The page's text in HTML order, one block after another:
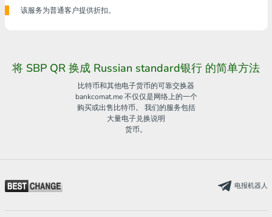
该服务为普通客户提供折扣。
将 SBP QR 换成 Russian standard银行 的简单方法
比特币和其他电子货币的可靠交换器
bankcomat.me 不仅仅是网络上的一个
购买或出售比特币。 我们的服务包括
大量电子兑换说明
货币。
电报机器人